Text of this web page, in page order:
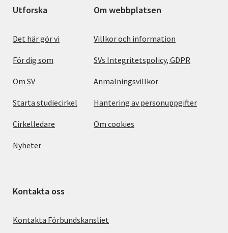
Utforska
Det här gör vi
För dig som
Om SV
Starta studiecirkel
Cirkelledare
Nyheter
Om webbplatsen
Villkor och information
SVs Integritetspolicy, GDPR
Anmälningsvillkor
Hantering av personuppgifter
Om cookies
Kontakta oss
Kontakta Förbundskansliet